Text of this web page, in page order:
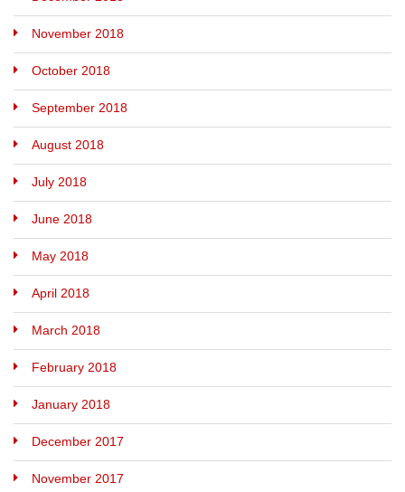
November 2018
October 2018
September 2018
August 2018
July 2018
June 2018
May 2018
April 2018
March 2018
February 2018
January 2018
December 2017
November 2017